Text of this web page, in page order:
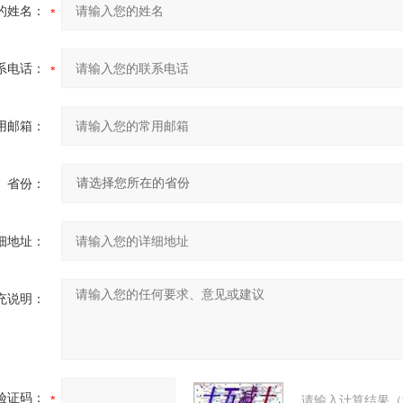
姓名：
电话：
邮箱：
省份：
地址：
说明：
证码：